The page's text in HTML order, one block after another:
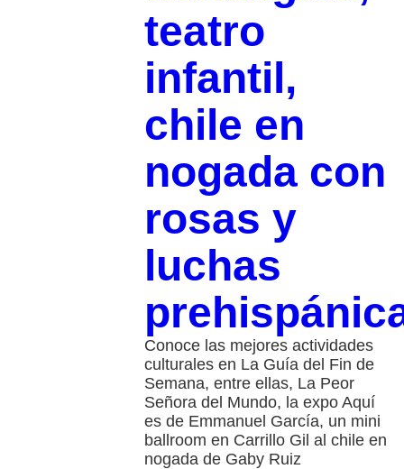
teatro
infantil,
chile en
nogada con
rosas y
luchas
Conoce las mejores actividades
culturales en La Guía del Fin de
Semana, entre ellas, La Peor
Señora del Mundo, la expo Aquí
es de Emmanuel García, un mini
ballroom en Carrillo Gil al chile en
nogada de Gaby Ruiz